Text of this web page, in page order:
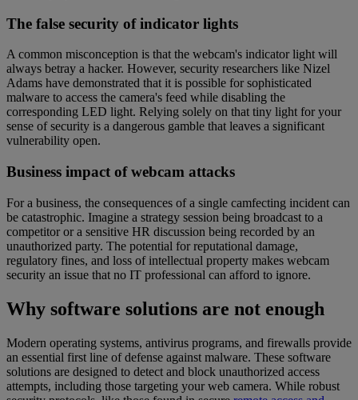
The false security of indicator lights
A common misconception is that the webcam's indicator light will
always betray a hacker. However, security researchers like Nizel
Adams have demonstrated that it is possible for sophisticated
malware to access the camera's feed while disabling the
corresponding LED light. Relying solely on that tiny light for your
sense of security is a dangerous gamble that leaves a significant
vulnerability open.
Business impact of webcam attacks
For a business, the consequences of a single camfecting incident can
be catastrophic. Imagine a strategy session being broadcast to a
competitor or a sensitive HR discussion being recorded by an
unauthorized party. The potential for reputational damage,
regulatory fines, and loss of intellectual property makes webcam
security an issue that no IT professional can afford to ignore.
Why software solutions are not enough
Modern operating systems, antivirus programs, and firewalls provide
an essential first line of defense against malware. These software
solutions are designed to detect and block unauthorized access
attempts, including those targeting your web camera. While robust